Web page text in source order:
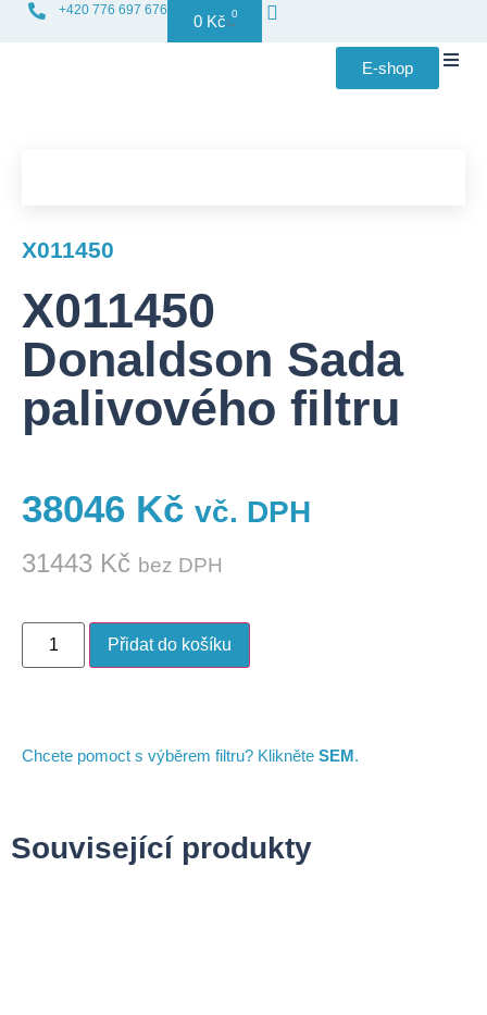
+420 776 697 676
0 Kč 0
E-shop
X011450
X011450
Donaldson Sada
palivového filtru
38046 Kč vč. DPH
31443 Kč bez DPH
Přidat do košíku
Chcete pomoct s výběrem filtru? Klikněte SEM.
Související produkty